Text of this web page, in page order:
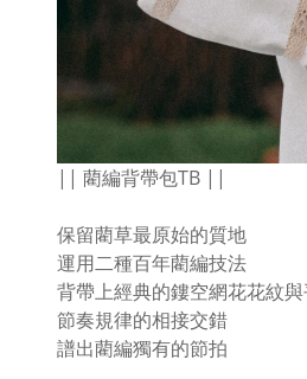
|| 藺編背帶包TB ||
保留藺草最原始的質地
運用二種百年藺編技法
背帶上經典的鏤空網花花紋
節奏規律的相接交錯
譜出藺編獨有的節拍